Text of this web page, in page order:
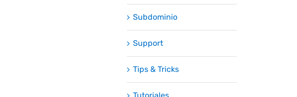
Subdominio
Support
Tips & Tricks